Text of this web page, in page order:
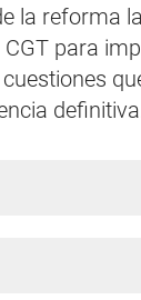
la reforma
para